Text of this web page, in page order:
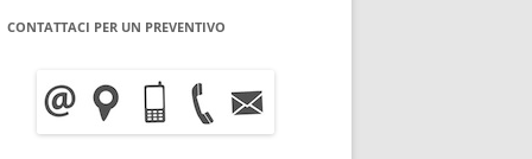
WRITE BLOCKER: COME
QUANTO COSTA
BITCOIN FORENSICS E
BLOCKCHAIN
CONTATTACI PER UN PREVENTIVO